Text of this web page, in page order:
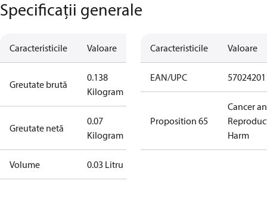
Specificații generale
Caracteristicile Valoare
Greutate brută
0.138
Kilogram
Greutate netă
0.07
Kilogram
Volume 0.03 Litru
Caracteristicile Valoare
EAN/UPC
Proposition 65
Cancer
Harm